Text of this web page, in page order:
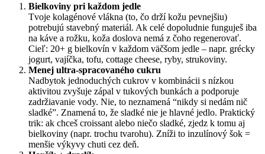
Bielkoviny pri každom jedle
Tvoje kolagénové vlákna (to, čo drží kožu pevnejšiu)
potrebujú stavebný materiál. Ak celé dopoludnie funguješ iba
na káve a rožku, koža doslova nemá z čoho regenerovať.
Cieľ: 20+ g bielkovín v každom väčšom jedle – napr. grécky
jogurt, vajíčka, tofu, cottage cheese, ryby, strukoviny.
Menej ultra-spracovaného cukru
Nadbytok jednoduchých cukrov v kombinácii s nízkou
aktivitou zvyšuje zápal v tukových bunkách a podporuje
zadržiavanie vody. Nie, to neznamená “nikdy si nedám nič
sladké”. Znamená to, že sladké nie je hlavné jedlo. Praktický
trik: ak chceš croissant alebo niečo sladké, zjedz k tomu aj
bielkoviny (napr. trochu tvarohu). Zníži to inzulínový šok =
menšie výkyvy chuti cez deň.